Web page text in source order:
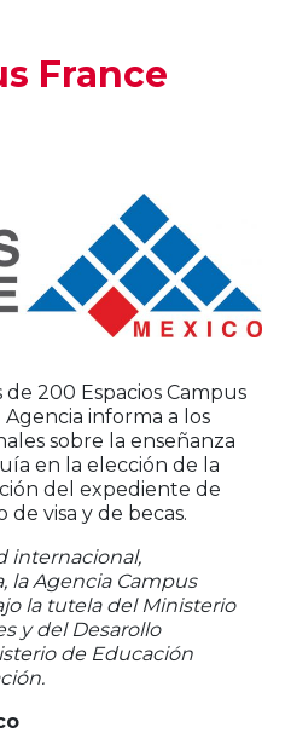
France
de 200 Espacios Campus
informa a los
sobre la enseñanza
en la elección de la
del expediente de
visa y de becas.
internacional,
la Agencia Campus
la tutela del Ministerio
y del Desarollo
de Educación